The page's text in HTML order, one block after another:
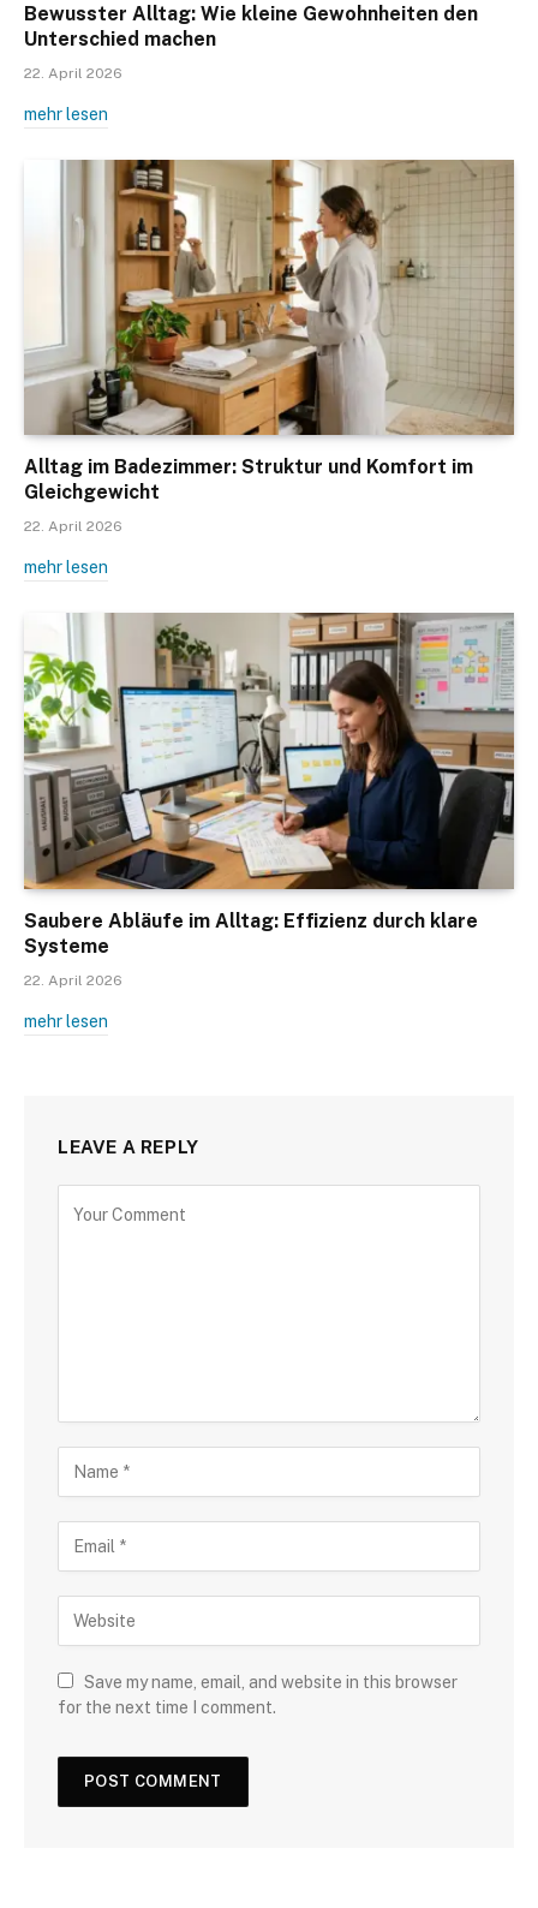
Bewusster Alltag: Wie kleine Gewohnheiten den
Unterschied machen
22. April 2026
mehr lesen
Alltag im Badezimmer: Struktur und Komfort im
Gleichgewicht
22. April 2026
mehr lesen
Saubere Abläufe im Alltag: Effizienz durch klare
Systeme
22. April 2026
mehr lesen
LEAVE A REPLY
Save my name, email, and website in this browser
for the next time I comment.